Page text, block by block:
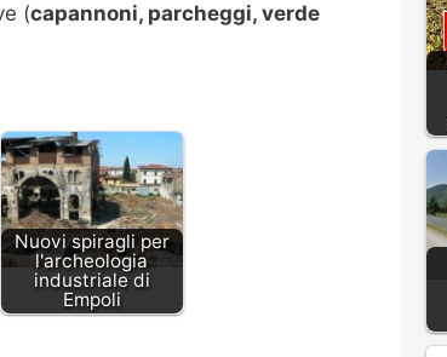
(capannoni, parcheggi, verde
Nuovi spiragli per
l'archeologia
industriale di
Empoli